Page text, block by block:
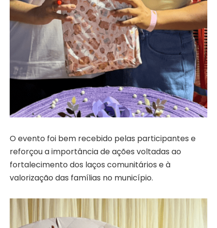
O evento foi bem recebido pelas participantes e
reforçou a importância de ações voltadas ao
fortalecimento dos laços comunitários e à
valorização das famílias no município.